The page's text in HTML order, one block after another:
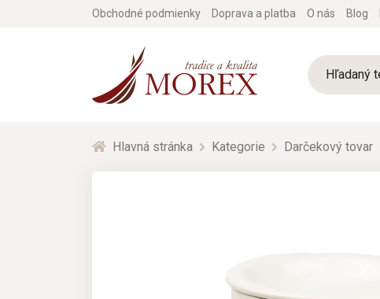
Obchodné podmienky Doprava a platba O nás Blog
Hlavná stránka Kategorie Darčekový tovar